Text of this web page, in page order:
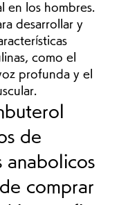
en los hombres.
desarrollar y
como el
profunda y el
de
anabolicos
comprar